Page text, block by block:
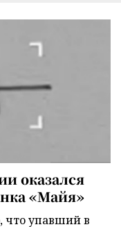
оказался
«Майя»
что упавший в